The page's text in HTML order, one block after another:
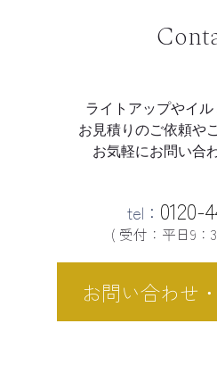
ライトアップやイ
お見積りのご依頼や
お気軽にお問い合
tel： 0120-
( 受付：平日9：
お問い合わせ